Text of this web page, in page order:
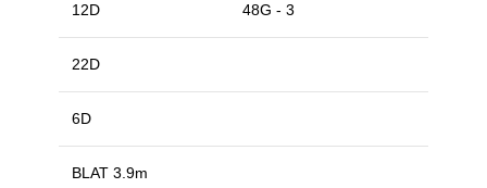
12D 48G - 3
22D
6D
BLAT 3.9m